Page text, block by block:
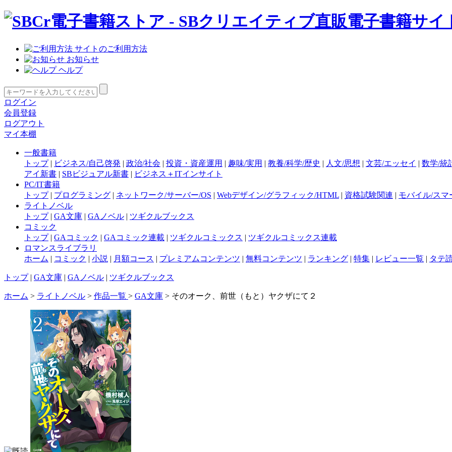
サイトのご利用方法
お知らせ
ヘルプ
ログイン
会員登録
ログアウト
マイ本棚
一般書籍
トップ| ビジネス/自己啓発 | 政治/社会 | 投資・資産運用 | 趣味/実用 | 教養/科学/歴史 | 人文/思想 | 文芸/エッセイ | 数学/統
アイ新書 | SBビジュアル新書 | ビジネス＋ITインサイト
PC/IT書籍
トップ| プログラミング | ネットワーク/サーバー/OS | Webデザイン/グラフィック/HTML | 資格試験関連 | モバイル/スマ
ライトノベル
トップ| GA文庫 | GAノベル | ツギクルブックス
コミック
トップ| GAコミック | GAコミック連載 | ツギクルコミックス | ツギクルコミックス連載
ロマンスライブラリ
ホーム | コミック | 小説 | 月額コース | プレミアムコンテンツ | 無料コンテンツ | ランキング | 特集 | レビュー一覧 | タテ
トップ| GA文庫 | GAノベル | ツギクルブックス
ホーム > ライトノベル > 作品一覧 > GA文庫 > そのオーク、前世（もと）ヤクザにて２